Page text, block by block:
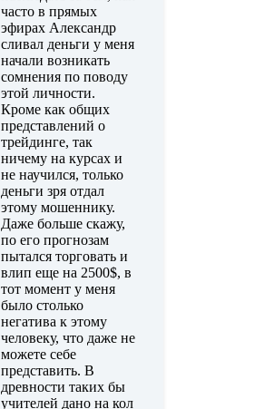
часто в прямых
эфирах Александр
сливал деньги у меня
начали возникать
сомнения по поводу
этой личности.
Кроме как общих
представлений о
трейдинге, так
ничему на курсах и
не научился, только
деньги зря отдал
этому мошеннику.
Даже больше скажу,
по его прогнозам
пытался торговать и
влип еще на 2500$, в
тот момент у меня
было столько
негатива к этому
человеку, что даже не
можете себе
представить. В
древности таких бы
учителей дано на кол